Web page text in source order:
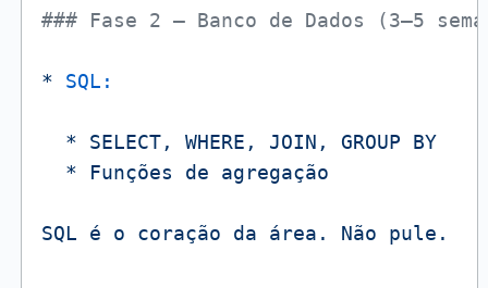
### Fase 2 – Banco de Dados (3–5
* SQL:
* SELECT, WHERE, JOIN, GROUP
BY
*
Funções de agregação
SQL é o coração da área. Não pule.